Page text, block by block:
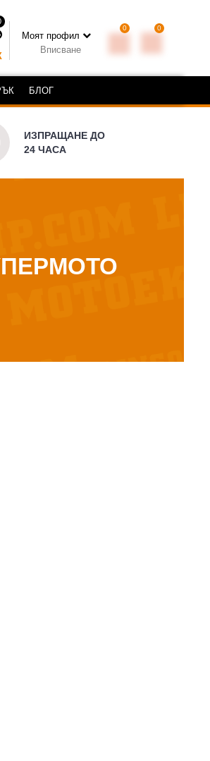
Моят профил
Вписване
0 0
БЛОГ
ИЗПРАЩАНЕ ДО
24 ЧАСА